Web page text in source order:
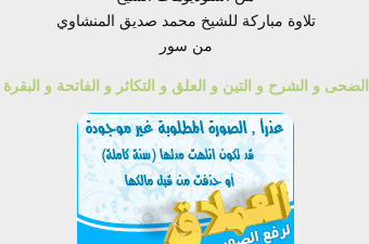
تلاوة مباركة للشيخ محمد صديق المنشاوي
من سور
الضحى و الشرح و التين و العلق و التكاثر و الفاتحة و البقرة